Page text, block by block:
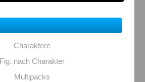
Charaktere
Fig. nach Charakter
Multipacks